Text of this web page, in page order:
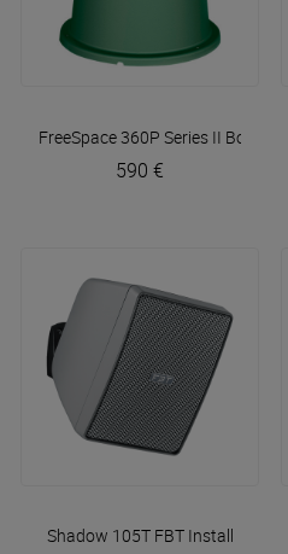
FreeSpace 360P Series II Bose
590 €
Shadow 105T FBT Install